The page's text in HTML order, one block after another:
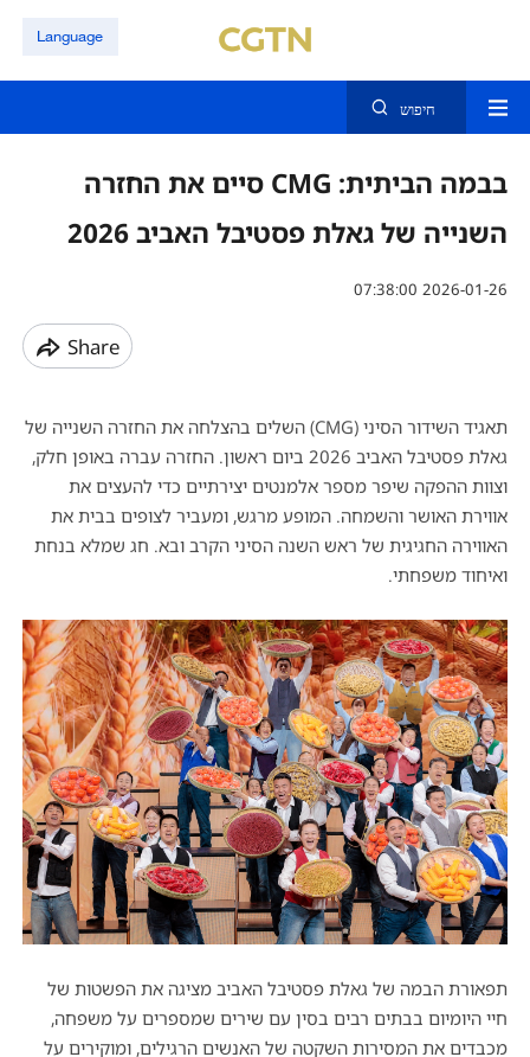
Language
חיפוש
בבמה הביתית: CMG סיים את החזרה
השנייה של גאלת פסטיבל האביב 2026
07:38:00 2026-01-26
Share
תאגיד השידור הסיני (CMG) השלים בהצלחה את החזרה השנייה של
גאלת פסטיבל האביב 2026 ביום ראשון. החזרה עברה באופן חלק,
וצוות ההפקה שיפר מספר אלמנטים יצירתיים כדי להעצים את
אווירת האושר והשמחה. המופע מרגש, ומעביר לצופים בבית את
האווירה החגיגית של ראש השנה הסיני הקרב ובא. חג שמלא בנחת
ואיחוד משפחתי.
תפאורת הבמה של גאלת פסטיבל האביב מציגה את הפשטות של
חיי היומיום בבתים רבים בסין עם שירים שמספרים על משפחה,
מכבדים את המסירות השקטה של האנשים הרגילים, ומוקירים על